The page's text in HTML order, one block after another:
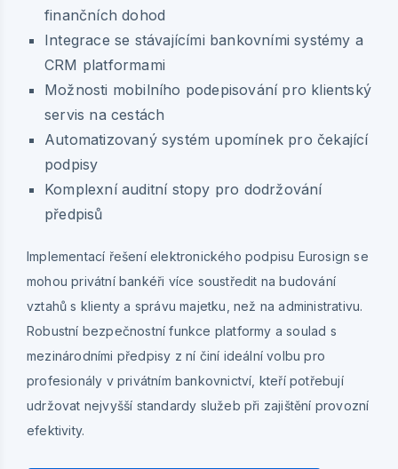
finančních dohod
Integrace se stávajícími bankovními systémy a
CRM platformami
Možnosti mobilního podepisování pro klientský
servis na cestách
Automatizovaný systém upomínek pro čekající
podpisy
Komplexní auditní stopy pro dodržování
předpisů
Implementací řešení elektronického podpisu Eurosign se
mohou privátní bankéři více soustředit na budování
vztahů s klienty a správu majetku, než na administrativu.
Robustní bezpečnostní funkce platformy a soulad s
mezinárodními předpisy z ní činí ideální volbu pro
profesionály v privátním bankovnictví, kteří potřebují
udržovat nejvyšší standardy služeb při zajištění provozní
efektivity.